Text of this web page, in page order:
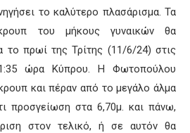
το καλύτερο πλασάρισμα. Τα
του μήκους γυναικών θα
το πρωί της Τρίτης (11/6/24) στις
ώρα Κύπρου. Η Φωτοπούλου
και πέραν από το μεγάλο άλμα
προσγείωση στα 6,70μ. και πάνω,
στον τελικό, ή σε αυτόν θα